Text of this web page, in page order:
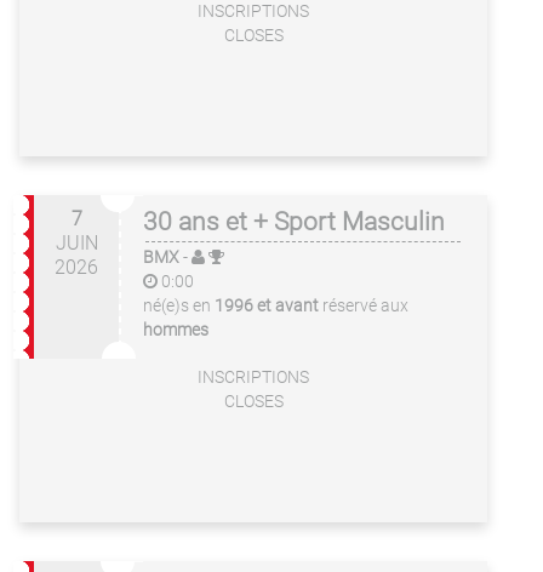
INSCRIPTIONS
CLOSES
7
JUIN
2026
30 ans et + Sport Masculin
BMX-
0:00
né(e)s en 1996 et avant réservé aux
hommes
INSCRIPTIONS
CLOSES